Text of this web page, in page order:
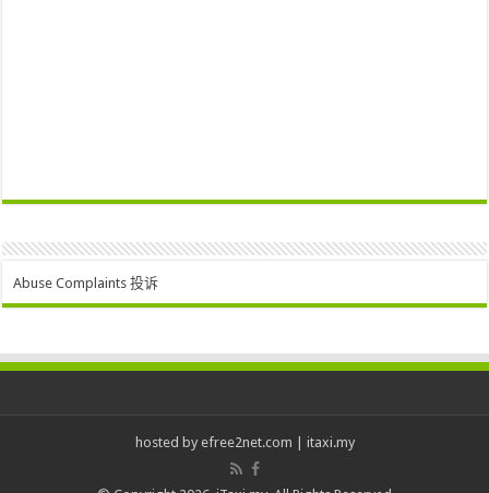
Abuse Complaints 投诉
hosted by efree2net.com itaxi.my